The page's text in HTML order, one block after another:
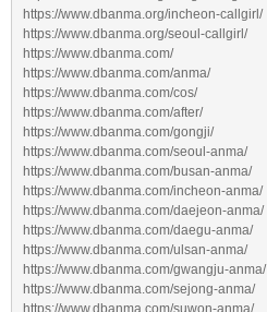
https://www.dbanma.org/incheon-callgirl/
https://www.dbanma.org/seoul-callgirl/
https://www.dbanma.com/
https://www.dbanma.com/anma/
https://www.dbanma.com/cos/
https://www.dbanma.com/after/
https://www.dbanma.com/gongji/
https://www.dbanma.com/seoul-anma/
https://www.dbanma.com/busan-anma/
https://www.dbanma.com/incheon-anma/
https://www.dbanma.com/daejeon-anma/
https://www.dbanma.com/daegu-anma/
https://www.dbanma.com/ulsan-anma/
https://www.dbanma.com/gwangju-anma/
https://www.dbanma.com/sejong-anma/